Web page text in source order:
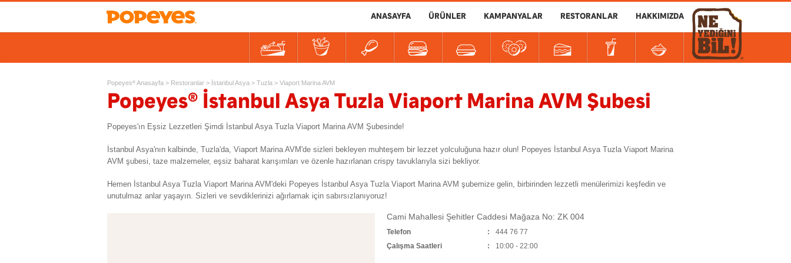
ANASAYFA ÜRÜNLER KAMPANYALAR RESTORANLAR HAKKIMIZDA
İçecekler Soslar
Popeyes® Anasayfa > Restoranlar > İstanbul Asya > Tuzla > Viaport Marina AVM
Popeyes® İstanbul Asya Tuzla Viaport Marina AVM Şubesi
Popeyes'ın Eşsiz Lezzetleri Şimdi İstanbul Asya Tuzla Viaport Marina AVM Şubesinde!
İstanbul Asya'nın kalbinde, Tuzla'da, Viaport Marina AVM'de sizleri bekleyen muhteşem bir lezzet yolculuğuna hazır olun! Popeyes İstanbul Asya Tuzla Viaport Marina
AVM şubesi, taze malzemeler, eşsiz baharat karışımları ve özenle hazırlanan crispy tavuklarıyla sizi bekliyor.
Hemen İstanbul Asya Tuzla Viaport Marina AVM'deki Popeyes İstanbul Asya Tuzla Viaport Marina AVM şubemize gelin, birbirinden lezzetli menülerimizi keşfedin ve
unutulmaz anlar yaşayın. Sizleri ve sevdiklerinizi ağırlamak için sabırsızlanıyoruz!
Cami Mahallesi Şehitler Caddesi Mağaza No: ZK 004
Telefon
444 76 77
Çalışma Saatleri
10:00 - 22:00